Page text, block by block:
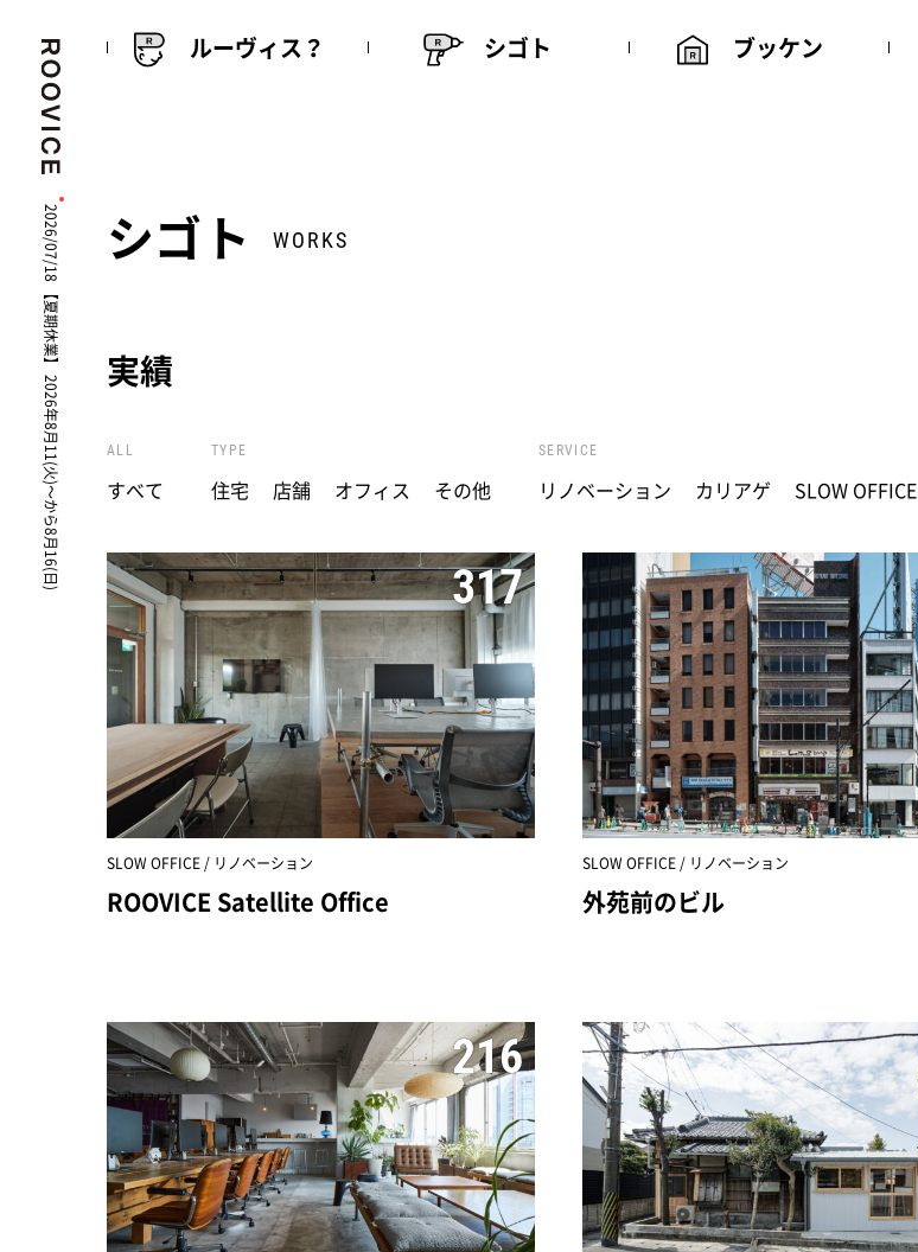
2026/07/18 【夏期休業】 2026年8月11(火)〜から8月16(日)
ルーヴィス？ シゴト ブッケン
シゴト WORKS
実績
ALL
すべて
TYPE
住宅 店舗 オフィス その他
SERVICE
リノベーション カリアゲ SLOW OFFICE
317
SLOW OFFICE / リノベーション
ROOVICE Satellite Office
SLOW OFFICE / リノベーション
外苑前のビル
216